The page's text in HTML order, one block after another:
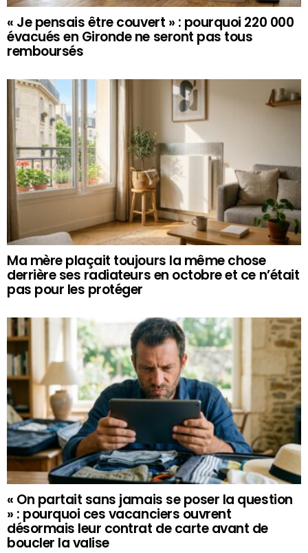
« Je pensais être couvert » : pourquoi 220 000
évacués en Gironde ne seront pas tous
remboursés
Ma mère plaçait toujours la même chose
derrière ses radiateurs en octobre et ce n’était
pas pour les protéger
« On partait sans jamais se poser la question
» : pourquoi ces vacanciers ouvrent
désormais leur contrat de carte avant de
boucler la valise